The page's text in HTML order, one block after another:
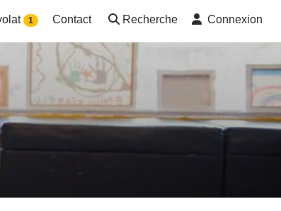
1 Contact Recherche Connexion